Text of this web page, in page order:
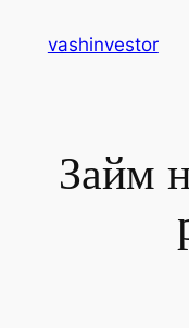
vashinvestor
Займ